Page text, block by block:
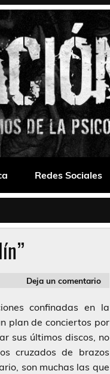
Redes Sociales
Deja un comentario
confinadas en la
plan de conciertos por
sus últimos discos, no
cruzados de brazos
son muchas las que